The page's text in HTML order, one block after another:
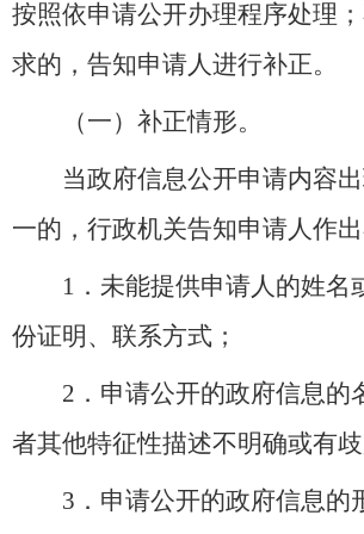
按照依申请公开办理程序处理
求的，告知申请人进行补正。
（一）补正情形。
当政府信息公开申请内容
一的，行政机关告知申请人作出
1．未能提供申请人的姓名
份证明、联系方式；
2．申请公开的政府信息的
者其他特征性描述不明确或有歧
3．申请公开的政府信息的